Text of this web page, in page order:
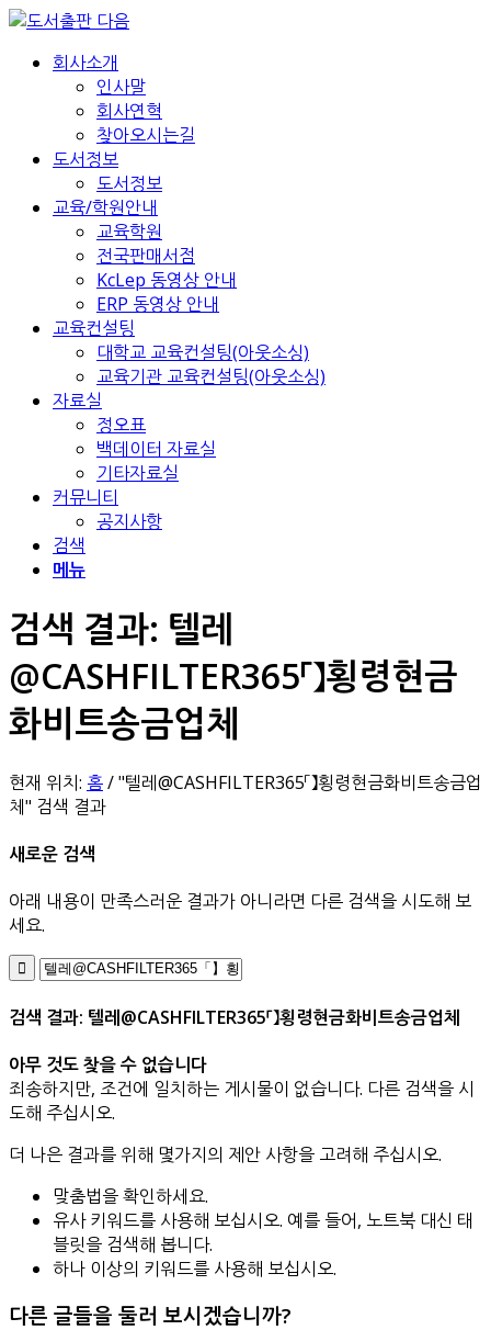
회사소개
인사말
회사연혁
찾아오시는길
도서정보
도서정보
교육/학원안내
교육학원
전국판매서점
KcLep 동영상 안내
ERP 동영상 안내
교육컨설팅
대학교 교육컨설팅(아웃소싱)
교육기관 교육컨설팅(아웃소싱)
자료실
정오표
백데이터 자료실
기타자료실
커뮤니티
공지사항
검색
메뉴
검색 결과: 텔레
@CASHFILTER365「】횡령현금
화비트송금업체
현재 위치: 홈/"텔레@CASHFILTER365「】횡령현금화비트송금업
체" 검색 결과
새로운 검색
아래 내용이 만족스러운 결과가 아니라면 다른 검색을 시도해 보
세요.
검색 결과: 텔레@CASHFILTER365「】횡령현금화비트송금업체
아무 것도 찾을 수 없습니다
죄송하지만, 조건에 일치하는 게시물이 없습니다. 다른 검색을 시
도해 주십시오.
더 나은 결과를 위해 몇가지의 제안 사항을 고려해 주십시오.
맞춤법을 확인하세요.
유사 키워드를 사용해 보십시오. 예를 들어, 노트북 대신 태
블릿을 검색해 봅니다.
하나 이상의 키워드를 사용해 보십시오.
다른 글들을 둘러 보시겠습니까?